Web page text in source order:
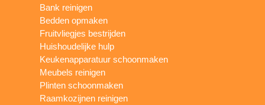
Bank reinigen
Bedden opmaken
Fruitvliegjes bestrijden
Huishoudelijke hulp
Keukenapparatuur schoonmaken
Meubels reinigen
Plinten schoonmaken
Raamkozijnen reinigen